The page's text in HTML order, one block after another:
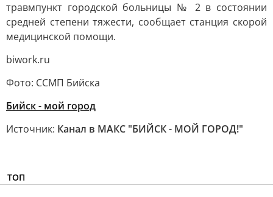
травмпункт городской больницы № 2 в состоянии
средней степени тяжести, сообщает станция скорой
медицинской помощи.
biwork.ru
Фото: ССМП Бийска
Бийск - мой город
Источник: Канал в МАКС "БИЙСК - МОЙ ГОРОД!"
ТОП